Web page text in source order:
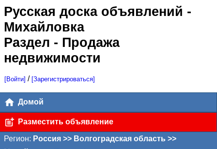
Русская доска объявлений -
Михайловка
Раздел - Продажа
недвижимости
[Войти] / [Зарегистрироваться]
Домой
Разместить объявление
Регион: Россия >> Волгоградская область >>